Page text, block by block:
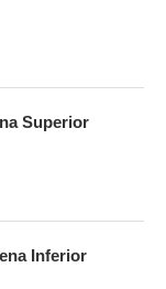
Superior
Inferior